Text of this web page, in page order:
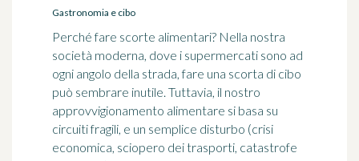
Gastronomia e cibo
Perché fare scorte alimentari? Nella nostra
società moderna, dove i supermercati sono ad
ogni angolo della strada, fare una scorta di cibo
può sembrare inutile. Tuttavia, il nostro
approvvigionamento alimentare si basa su
circuiti fragili, e un semplice disturbo (crisi
economica, sciopero dei trasporti, catastrofe